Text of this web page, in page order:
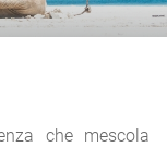
che mescola